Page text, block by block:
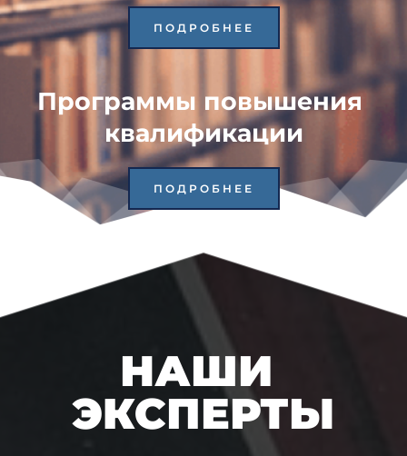
ПОДРОБНЕЕ
Программы повышения
квалификации
ПОДРОБНЕЕ
НАШИ
ЭКСПЕРТЫ